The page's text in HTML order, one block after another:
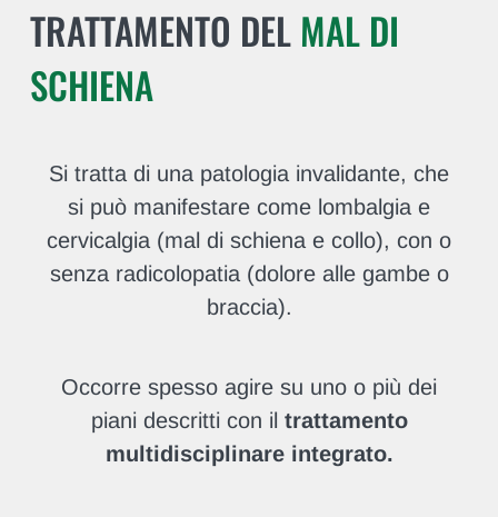
TRATTAMENTO DEL MAL DI
SCHIENA
Si tratta di una patologia invalidante, che
si può manifestare come lombalgia e
cervicalgia (mal di schiena e collo), con o
senza radicolopatia (dolore alle gambe o
braccia).
Occorre spesso agire su uno o più dei
piani descritti con il trattamento
multidisciplinare integrato.